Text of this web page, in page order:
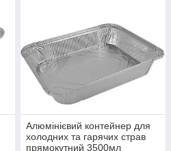
Алюмінієвий контейнер для
холодних та гарячих страв
прямокутний 3500мл